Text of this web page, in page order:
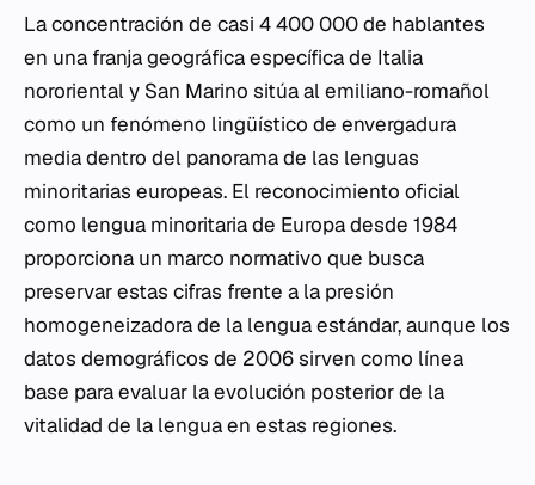
La concentración de casi 4 400 000 de hablantes
en una franja geográfica específica de Italia
nororiental y San Marino sitúa al emiliano-romañol
como un fenómeno lingüístico de envergadura
media dentro del panorama de las lenguas
minoritarias europeas. El reconocimiento oficial
como lengua minoritaria de Europa desde 1984
proporciona un marco normativo que busca
preservar estas cifras frente a la presión
homogeneizadora de la lengua estándar, aunque los
datos demográficos de 2006 sirven como línea
base para evaluar la evolución posterior de la
vitalidad de la lengua en estas regiones.